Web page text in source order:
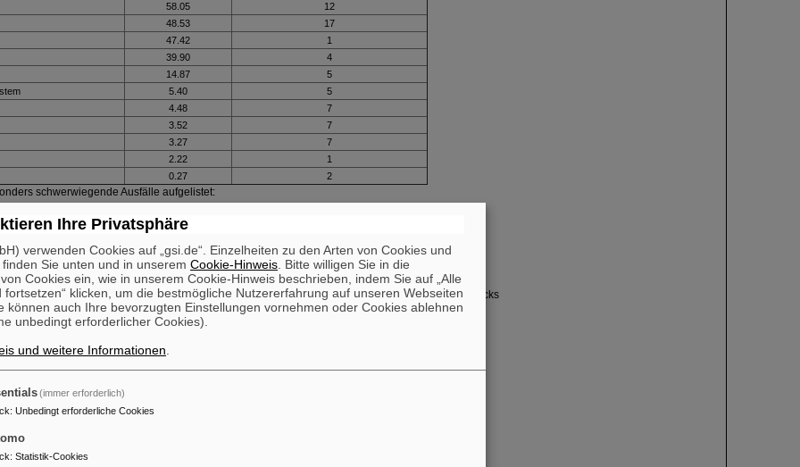
58.05
12
48.53
17
47.42
1
39.90
4
14.87
5
5.40
5
4.48
7
3.52
7
3.27
7
2.22
1
0.27 2
schwerwiegende Ausfälle aufgelistet:
GUA4BA4 Ausfall des Heizungsnetzgerätes. Ausfallzeit 120.65 h
GUA4BA4 Konnte den Uran Pegel nicht erreichen. Ausfallzeit 425 h
Leck in der Experiment Kammer vom Cryring. Ausfallzeit 323 h
Leck in UH4 am UNILAC. Ursache unbekannt. Führte zu weiteren permanenten externen Interlocks
in der Region, hat sich selbst stabilisiert. Ausfallzeit 122 h
Ihre Privatsphäre
verwenden Cookies auf „gsi.de“. Einzelheiten zu den Arten von Cookies und
Sie unten und in unserem Cookie-Hinweis . Bitte willigen Sie in die
Cookies ein, wie in unserem Cookie-Hinweis beschrieben, indem Sie auf „Alle
fortsetzen“ klicken, um die bestmögliche Nutzererfahrung auf unseren Webseiten
können auch Ihre bevorzugten Einstellungen vornehmen oder Cookies ablehnen
unbedingt erforderlicher Cookies).
und weitere Informationen
(immer erforderlich)
: Unbedingt erforderliche Cookies
: Statistik-Cookies